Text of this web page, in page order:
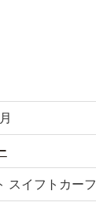
スイフトカーフ